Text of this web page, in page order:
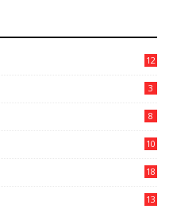
12
3
8
10
18
13